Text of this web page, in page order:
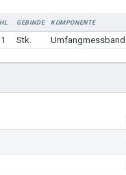
GEBINDE KOMPONENTE
1
Stk. Umfangmessband